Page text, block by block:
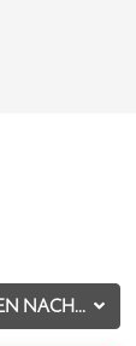
NACH...